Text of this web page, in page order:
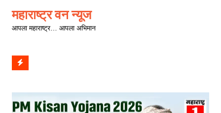
content
महाराष्ट्र वन न्यूज
आपला महाराष्ट्र… आपला अभिमान